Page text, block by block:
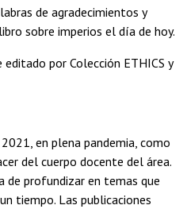
de agradecimientos y
sobre imperios el día de hoy.
por Colección ETHICS y
en plena pandemia, como
del cuerpo docente del área.
de profundizar en temas que
tiempo. Las publicaciones